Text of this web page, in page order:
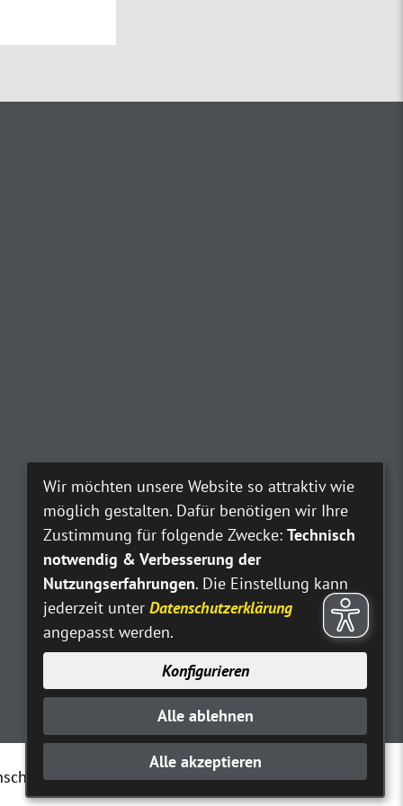
Erklärung zur Barrierefreiheit Kontakt
Wir möchten unsere Website so attraktiv wie
möglich gestalten. Dafür benötigen wir Ihre
Zustimmung für folgende Zwecke: Technisch
notwendig & Verbesserung der
Nutzungserfahrungen. Die Einstellung kann
jederzeit unter Datenschutzerklärung
angepasst werden.
Konfigurieren
Alle ablehnen
Alle akzeptieren